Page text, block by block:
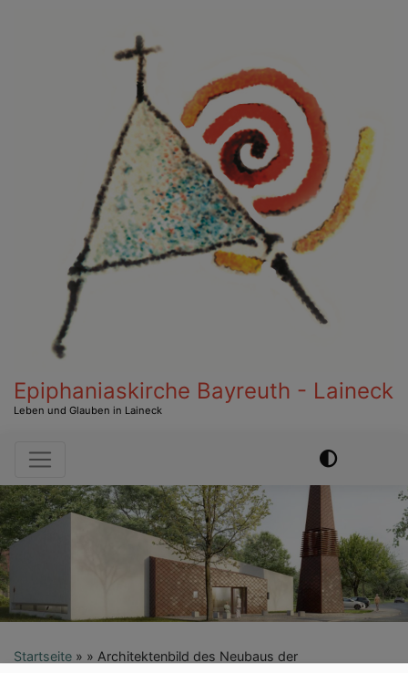
Epiphaniaskirche Bayreuth - Laineck
Leben und Glauben in Laineck
Hauptnavigation
Startseite
Architektenbild des Neubaus der